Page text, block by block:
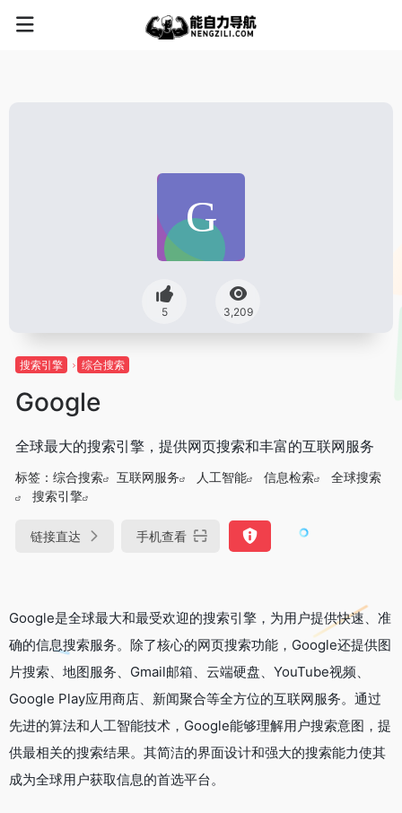
5 3,209
搜索引擎 综合搜索
Google
全球最大的搜索引擎，提供网页搜索和丰富的互联网服务
标签： 综合搜索 互联网服务 人工智能 信息检索
全球搜索
搜索引擎
链接直达 手机查看
Google是全球最大和最受欢迎的搜索引擎，为用户提供快速、准
确的信息搜索服务。除了核心的网页搜索功能，Google还提供图
片搜索、地图服务、Gmail邮箱、云端硬盘、YouTube视频、
Google Play应用商店、新闻聚合等全方位的互联网服务。通过
先进的算法和人工智能技术，Google能够理解用户搜索意图，提
供最相关的搜索结果。其简洁的界面设计和强大的搜索能力使其
成为全球用户获取信息的首选平台。